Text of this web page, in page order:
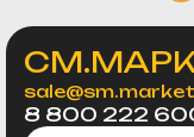
sale@sm.market
8 800 222